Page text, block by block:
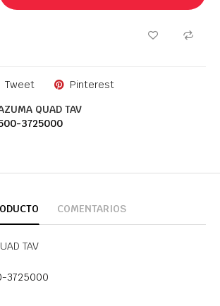
Tweet Pinterest
QUAD TAV
3725000
COMENTARIOS
TAV
3725000